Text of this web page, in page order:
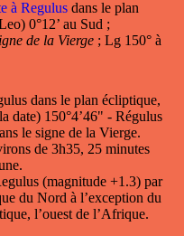
à Regulus dans le plan
0°12’ au Sud ;
de la Vierge; Lg 150° à
dans le plan écliptique,
date) 150°4’46" - Régulus
le signe de la Vierge.
de 3h35, 25 minutes
(magnitude +1.3) par
du Nord à l’exception du
l’ouest de l’Afrique.